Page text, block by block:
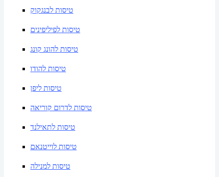
טיסות לבנגקוק
טיסות לפיליפינים
טיסות להונג קונג
טיסות להודו
טיסות ליפן
טיסות לדרום קוריאה
טיסות לתאילנד
טיסות לוייטנאם
טיסות למנילה